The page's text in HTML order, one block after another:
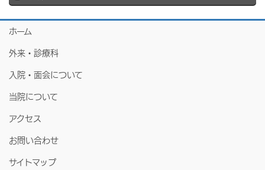
ホーム
外来・診療科
入院・面会について
当院について
アクセス
お問い合わせ
サイトマップ